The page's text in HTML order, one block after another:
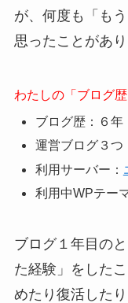
が、何度も「も
思ったことがあり
わたしの「ブログ
ブログ歴：６年
運営ブログ３つ
利用サーバー：
利用中WPテー
ブログ１年目の
た経験」をした
めたり復活した